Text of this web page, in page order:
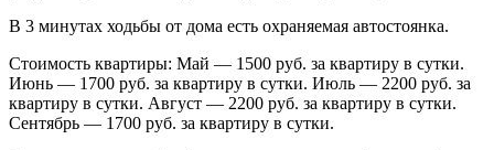
В 3 минутах ходьбы от дома есть охраняемая автостоянка.
Стоимость квартиры: Май — 1500 руб. за квартиру в сутки.
Июнь — 1700 руб. за квартиру в сутки. Июль — 2200 руб. за
квартиру в сутки. Август — 2200 руб. за квартиру в сутки.
Сентябрь — 1700 руб. за квартиру в сутки.